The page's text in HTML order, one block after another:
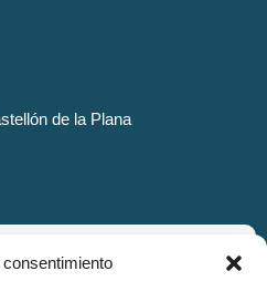
de la Plana